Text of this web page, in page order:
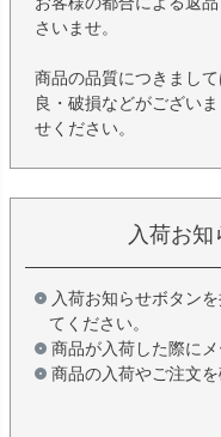
さいませ。
商品の品質につきまし
良・破損などがござい
せください。
入荷お知
入荷お知らせボタン
てください。
商品が入荷した際に
商品の入荷やご注文